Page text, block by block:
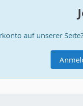
auf unserer Seite?